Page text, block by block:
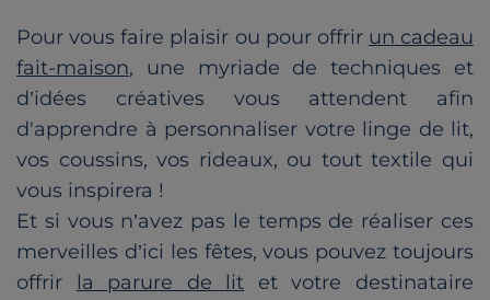
Pour vous faire plaisir ou pour offrir un cadeau
fait-maison, une myriade de techniques et
d’idées créatives vous attendent afin
d'apprendre à personnaliser votre linge de lit,
vos coussins, vos rideaux, ou tout textile qui
vous inspirera !
Et si vous n’avez pas le temps de réaliser ces
merveilles d’ici les fêtes, vous pouvez toujours
offrir
la parure de lit etvotre destinataire